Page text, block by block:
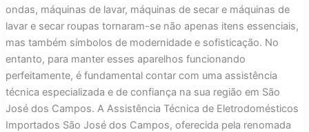
ondas, máquinas de lavar, máquinas de secar e máquinas de
lavar e secar roupas tornaram-se não apenas itens essenciais,
mas também símbolos de modernidade e sofisticação. No
entanto, para manter esses aparelhos funcionando
perfeitamente, é fundamental contar com uma assistência
técnica especializada e de confiança na sua região em São
José dos Campos. A Assistência Técnica de Eletrodomésticos
Importados São José dos Campos, oferecida pela renomada